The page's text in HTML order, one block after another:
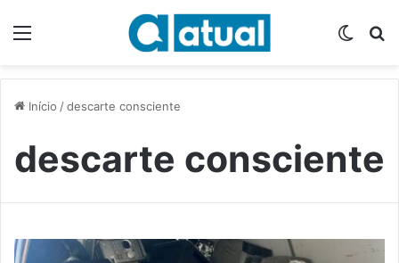
Início /descarte consciente
descarte consciente